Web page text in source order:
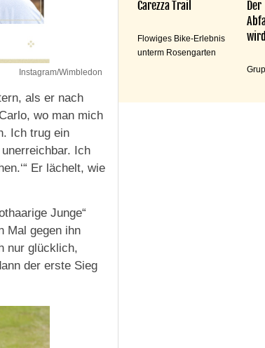
Instagram/Wimbledon
als er nach
wo man mich
Ich trug ein
Ich
Er lächelt, wie
Junge“
Mal gegen ihn
nur glücklich,
der erste Sieg
Carezza Trail
Flowiges Bike-Erlebnis
unterm Rosengarten
Der